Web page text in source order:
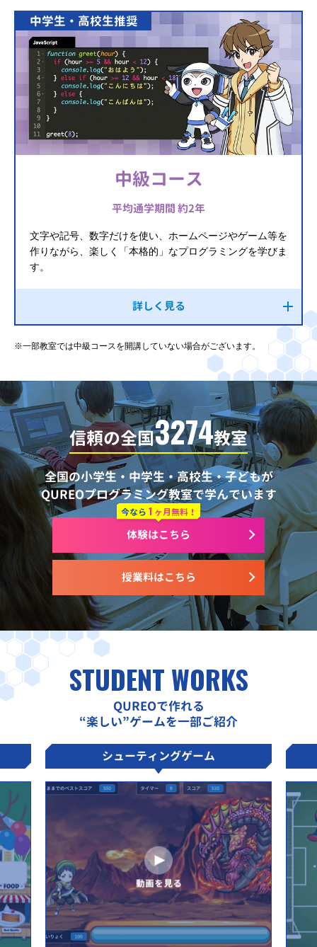
中学生・高校生推奨
中級コース
平均通学期間 約2年
文字や記号、数字だけを使い、ホームページやゲーム等を
作りながら、楽しく「本格的」なプログラミングを学びま
す。
詳しく見る
※一部教室では中級コースを開講していない場合がございます。
信頼の全国3274教室
全国の小学生・中学生・高校生・子どもが
QUREOプログラミング教室で学んでいます
授業料はこちら
今なら 1 ヶ月無料！
体験はこちら
STUDENT WORKS
QUREOで作れる
“楽しい”ゲームを一部ご紹介
シューティングゲーム